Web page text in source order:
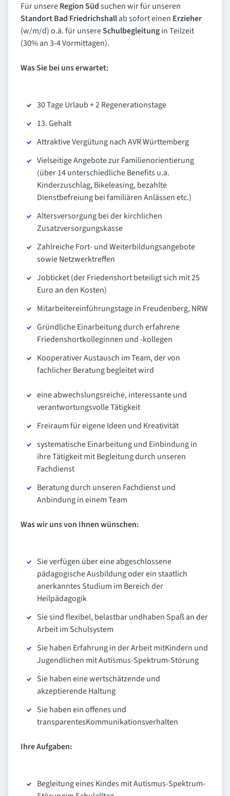
Für unsereRegion Südsuchen wir für unseren
Standort Bad Friedrichshallab sofort einen Erzieher
(w/m/d) o.ä. für unsereSchulbegleitungin Teilzeit
(30% an 3-4 Vormittagen).
Was Sie bei uns erwartet:
30 Tage Urlaub + 2 Regenerationstage
13. Gehalt
Attraktive Vergütung nach AVR Württemberg
Vielseitige Angebote zur Familienorientierung
(über 14 unterschiedliche Benefits u.a.
Kinderzuschlag, Bikeleasing, bezahlte
Dienstbefreiung bei familiären Anlässen etc.)
Altersversorgung bei der kirchlichen
Zusatzversorgungskasse
Zahlreiche Fort- und Weiterbildungsangebote
sowie Netzwerktreffen
Jobticket (der Friedenshort beteiligt sich mit 25
Euro an den Kosten)
Mitarbeitereinführungstage in Freudenberg, NRW
Gründliche Einarbeitung durch erfahrene
Friedenshortkolleginnen und -kollegen
Kooperativer Austausch im Team, der von
fachlicher Beratung begleitet wird
eine abwechslungsreiche, interessante und
verantwortungsvolle Tätigkeit
Freiraum für eigene Ideen und Kreativität
systematische Einarbeitung und Einbindung in
ihre Tätigkeit mit Begleitung durch unseren
Fachdienst
Beratung durch unseren Fachdienst und
Anbindung in einem Team
Was wir uns von Ihnen wünschen:
Sie verfügen über eine abgeschlossene
pädagogische Ausbildung oder ein staatlich
anerkanntes Studium im Bereich der
Heilpädagogik
Sie sind flexibel, belastbar undhaben Spaß an der
Arbeit im Schulsystem
Sie haben Erfahrung in der Arbeit mitKindern und
Jugendlichen mit Autismus-Spektrum-Störung
Sie haben eine wertschätzende und
akzeptierende Haltung
Sie haben ein offenes und
transparentesKommunikationsverhalten
Ihre Aufgaben:
Begleitung eines Kindes mit Autismus-Spektrum-